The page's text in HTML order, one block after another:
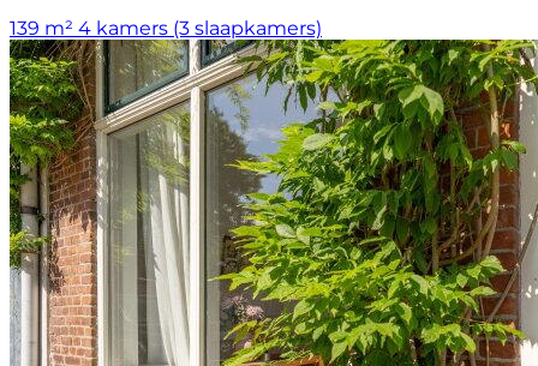
139 m² 4 kamers (3 slaapkamers)